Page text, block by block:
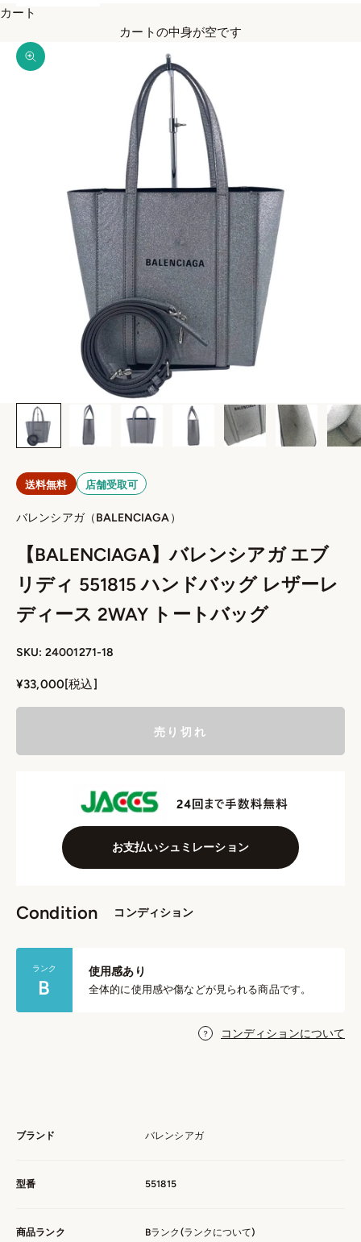
カート
カートの中身が空です
ズームイン
送料無料 店舗受取可
バレンシアガ（BALENCIAGA）
【BALENCIAGA】バレンシアガ エブ
リディ 551815 ハンドバッグ レザーレ
ディース 2WAY トートバッグ
SKU: 24001271-18
セール価格
¥33,000[税込]
売り切れ
お支払いシュミレーション
Condition コンディション
ランク
B
使用感あり
全体的に使用感や傷などが見られる商品です。
コンディションについて
ブランド バレンシアガ
型番 551815
商品ランク Bランク(ランクについて)